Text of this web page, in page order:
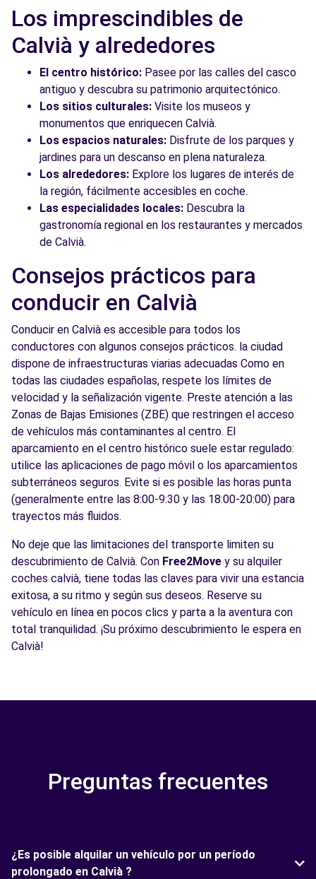
Los imprescindibles de
Calvià y alrededores
El centro histórico: Pasee por las calles del casco
antiguo y descubra su patrimonio arquitectónico.
Los sitios culturales: Visite los museos y
monumentos que enriquecen Calvià.
Los espacios naturales: Disfrute de los parques y
jardines para un descanso en plena naturaleza.
Los alrededores: Explore los lugares de interés de
la región, fácilmente accesibles en coche.
Las especialidades locales: Descubra la
gastronomía regional en los restaurantes y mercados
de Calvià.
Consejos prácticos para
conducir en Calvià
Conducir en Calvià es accesible para todos los
conductores con algunos consejos prácticos. la ciudad
dispone de infraestructuras viarias adecuadas Como en
todas las ciudades españolas, respete los límites de
velocidad y la señalización vigente. Preste atención a las
Zonas de Bajas Emisiones (ZBE) que restringen el acceso
de vehículos más contaminantes al centro. El
aparcamiento en el centro histórico suele estar regulado:
utilice las aplicaciones de pago móvil o los aparcamientos
subterráneos seguros. Evite si es posible las horas punta
(generalmente entre las 8:00-9:30 y las 18:00-20:00) para
trayectos más fluidos.
No deje que las limitaciones del transporte limiten su
descubrimiento de Calvià. Con Free2Move y su alquiler
coches calvià, tiene todas las claves para vivir una estancia
exitosa, a su ritmo y según sus deseos. Reserve su
vehículo en línea en pocos clics y parta a la aventura con
total tranquilidad. ¡Su próximo descubrimiento le espera en
Calvià!
Preguntas frecuentes
¿Es posible alquilar un vehículo por un período
prolongado en Calvià ?